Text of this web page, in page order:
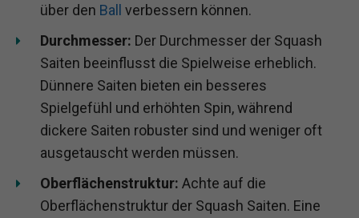
über den Ball
verbessern können.
Durchmesser: Der Durchmesser der Squash
Saiten beeinflusst die Spielweise erheblich.
Dünnere Saiten bieten ein besseres
Spielgefühl und erhöhten Spin, während
dickere Saiten robuster sind und weniger oft
ausgetauscht werden müssen.
Oberflächenstruktur: Achte auf die
Oberflächenstruktur der Squash Saiten. Eine